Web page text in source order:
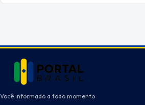
Você informado a todo momento